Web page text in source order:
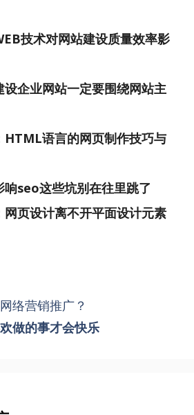
技术对网站建设质量效率影
设企业网站一定要围绕网站主
HTML语言的网页制作技巧与
响seo这些坑别在往里跳了
网页设计离不开平面设计元素
络营销推广？
做的事才会快乐